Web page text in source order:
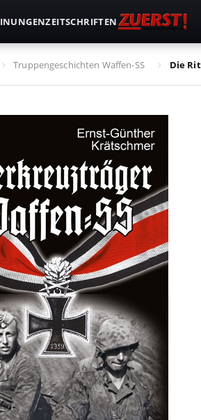
ZEITSCHRIFTEN
Truppengeschichten Waffen-SS Die